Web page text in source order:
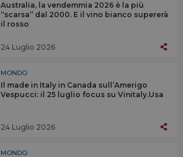
Australia, la vendemmia 2026 è la più
“scarsa” dal 2000. E il vino bianco supererà
il rosso
24 Luglio 2026
MONDO
Il made in Italy in Canada sull’Amerigo
Vespucci: il 25 luglio focus su Vinitaly.Usa
24 Luglio 2026
MONDO